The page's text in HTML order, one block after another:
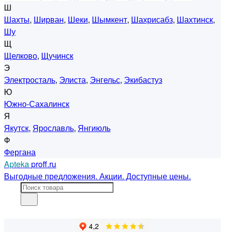
Ш
Шахты, Ширван, Шеки, Шымкент, Шахрисабз, Шахтинск,
Шу
Щ
Щелково, Щучинск
Э
Электросталь, Элиста, Энгельс, Экибастуз
Ю
Южно-Сахалинск
Я
Якутск, Ярославль, Янгиюль
Ф
Фергана
Aptekaproff.ru
Выгодные предложения. Акции. Доступные цены.